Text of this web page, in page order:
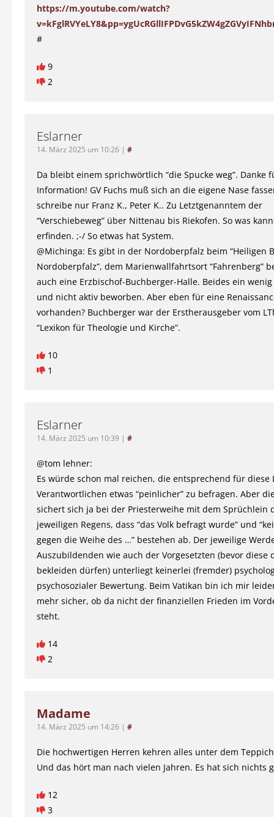
https://m.youtube.com/watch?
#
9
2
Eslarner
14. März 2025 um 10:26 | #
Da bleibt einem sprichwörtlich “die Spucke weg”. Danke
Information! GV Fuchs muß sich an die eigene Nase
schreibe nur Franz K., Peter K.. Zu Letztgenanntem der
“Verschiebeweg” über Nittenau bis Riekofen. So was
erfinden. ;-/ So etwas hat System.
@Michinga: Es gibt in der Nordoberpfalz beim “Heiligen
Nordoberpfalz”, dem Marienwallfahrtsort “Fahrenberg”
auch eine Erzbischof-Buchberger-Halle. Beides ein
und nicht aktiv beworben. Aber eben für eine
vorhanden? Buchberger war der Erstherausgeber vom
“Lexikon für Theologie und Kirche”.
10
1
Eslarner
14. März 2025 um 10:39 | #
@tom lehner:
Es würde schon mal reichen, die entsprechend für diese
Verantwortlichen etwas “peinlicher” zu befragen. Aber
sichert sich ja bei der Priesterweihe mit dem Sprüchlein
jeweiligen Regens, dass “das Volk befragt wurde” und
gegen die Weihe des …” bestehen ab. Der jeweilige
Auszubildenden wie auch der Vorgesetzten (bevor diese
bekleiden dürfen) unterliegt keinerlei (fremder)
psychosozialer Bewertung. Beim Vatikan bin ich mir
mehr sicher, ob da nicht der finanziellen Frieden im
steht.
14
2
Madame
14. März 2025 um 14:26 | #
Die hochwertigen Herren kehren alles unter dem
Und das hört man nach vielen Jahren. Es hat sich nichts
12
3